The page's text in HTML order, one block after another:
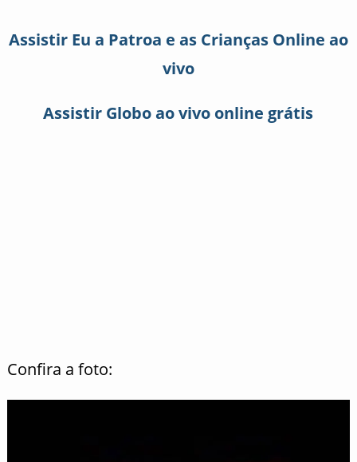
Assistir Eu a Patroa e as Crianças Online ao
vivo
Assistir Globo ao vivo online grátis
Confira a foto: